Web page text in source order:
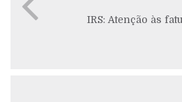
IRS: Atenção às